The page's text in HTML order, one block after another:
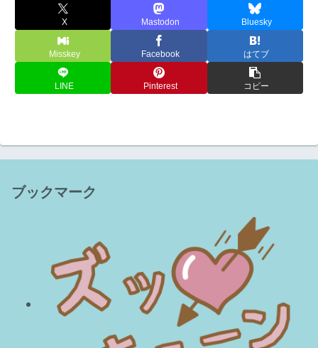
X Mastodon Bluesky
Misskey Facebook はてブ
LINE Pinterest コピー
ブックマーク